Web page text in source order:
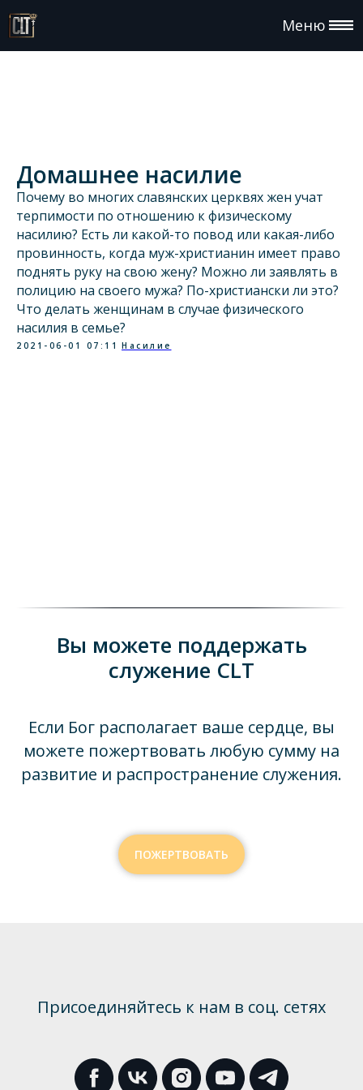
Меню
Домашнее насилие
Почему во многих славянских церквях жен учат
терпимости по отношению к физическому
насилию? Есть ли какой-то повод или какая-либо
провинность, когда муж-христианин имеет право
поднять руку на свою жену? Можно ли заявлять в
полицию на своего мужа? По-христиански ли это?
Что делать женщинам в случае физического
насилия в семье?
2021-06-01 07:11 Насилие
Вы можете поддержать
служение CLT
Если Бог располагает ваше сердце, вы
можете пожертвовать любую сумму на
развитие и распространение служения.
ПОЖЕРТВОВАТЬ
Присоединяйтесь к нам в соц. сетях